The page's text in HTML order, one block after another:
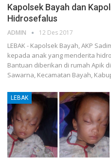
Kapolsek Bayah dan
Hidrosefalus
ADMIN 12 Des 2017
LEBAK - Kapolsek Bayah, AKP
kepada anak yang menderita
Bantuan diberikan di rumah Apik
Sawarna, Kecamatan Bayah,
LEBAK